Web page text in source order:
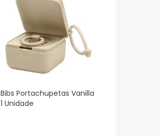
Bibs Portachupetas Vanilla
1 Unidade